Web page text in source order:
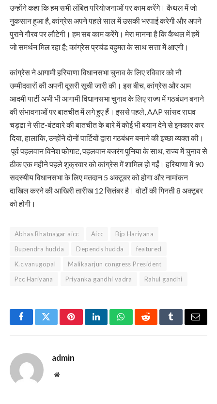
उन्होंने कहा कि हम सभी लंबित परियोजनाओं पर काम करेंगे। कैथल में जो
नुकसान हुआ है, कांग्रेस अपने पहले साल में उसकी भरपाई करेगी और अपने
पुराने गौरव पर लौटेगी। हम सब काम करेंगे। मेरा मानना ​​है कि कैथल में हमें
जो समर्थन मिल रहा है; कांग्रेस प्रचंड बहुमत के साथ सत्ता में आएगी।
कांग्रेस ने आगामी हरियाणा विधानसभा चुनाव के लिए रविवार को नौ
उम्मीदवारों की अपनी दूसरी सूची जारी की। इस बीच, कांग्रेस और आम
आदमी पार्टी अभी भी आगामी विधानसभा चुनाव के लिए राज्य में गठबंधन बनाने
की संभावनाओं पर बातचीत में लगे हुए हैं। इससे पहले, AAP सांसद राघव
चड्ढा ने सीट-बंटवारे की बातचीत के बारे में कोई भी बयान देने से इनकार कर
दिया, हालांकि, उन्होंने दोनों पार्टियों द्वारा गठबंधन बनाने की इच्छा व्यक्त की।
पूर्व पहलवान विनेश फोगाट, पहलवान बजरंग पुनिया के साथ, राज्य में चुनाव से
ठीक एक महीने पहले शुक्रवार को कांग्रेस में शामिल हो गईं। हरियाणा में 90
सदस्यीय विधानसभा के लिए मतदान 5 अक्टूबर को होगा और नामांकन
दाखिल करने की आखिरी तारीख 12 सितंबर है। वोटों की गिनती 8 अक्टूबर
को होगी।
Abhas Bhatnagar aicc Aicc
Bjp Hariyana
Bupendra hudda
Depends hudda
featured
K.c.vanugopal
Malikaarjun congress President
Pcc Hariyana
Priyanka gandhi vadra Rahul gandhi
FacebookTwitterPinterestLinkedInWhatsAppRedditTumblrEmail
admin
Website